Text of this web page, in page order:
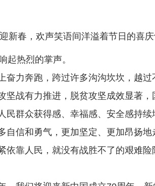
春，欢声笑语间洋溢着节日的喜庆
热烈的掌声。
力奔跑，跨过许多沟沟坎坎，越过
战有力推进，脱贫攻坚成效显著，
群众获得感、幸福感、安全感持
信和勇气，更加坚定、更加昂扬地
靠人民，就没有战胜不了的艰难险